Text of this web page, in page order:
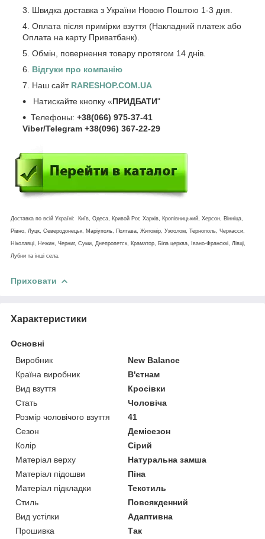
Швидка доставка з України Новою Поштою 1-3 дня.
Оплата після примірки взуття (Накладний платеж або
Оплата на карту Приватбанк).
Обмін, повернення товару протягом 14 днів.
Відгуки про компанію
Наш сайт RARESHOP.COM.UA
Натискайте кнопку «ПРИДБАТИ"
Телефоны: +38(066) 975-37-41
Viber/Telegram +38(096) 367-22-29
Доставка по всій Україні: Київ, Одеса, Кривой Рог, Харків, Кропівницький, Херсон, Вінніца,
Рівно, Луцк, Северодонецьк, Маріуполь, Полтава, Житомір, Ужголом, Тернополь, Черкасси,
Ніколавці, Нежин, Черниг, Суми, Днепропетск, Краматор, Біла церква, Івано-Франсккі, Лівці,
Лубни та інші села.
Приховати
Характеристики
Основні
Виробник
New Balance
Країна виробник
В'єтнам
Вид взуття
Кросівки
Стать
Чоловіча
Розмір чоловічого взуття
41
Сезон
Демісезон
Колір
Сірий
Матеріал верху
Натуральна замша
Матеріал підошви
Піна
Матеріал підкладки
Текстиль
Стиль
Повсякденний
Вид устілки
Адаптивна
Прошивка
Так